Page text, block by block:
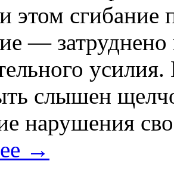
этом сгибание
— затруднено
слышен
нарушения
→